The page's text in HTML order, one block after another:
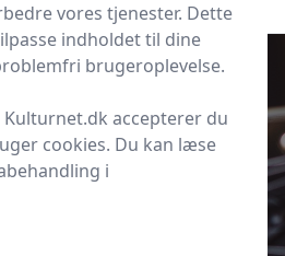
vores tjenester. Dette
indholdet til dine
brugeroplevelse.
accepterer du
cookies. Du kan læse
i